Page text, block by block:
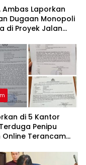
Ambas Laporkan
Dugaan Monopoli
di Proyek Jalan
di 5 Kantor
Penipu
Online Terancam
Juta